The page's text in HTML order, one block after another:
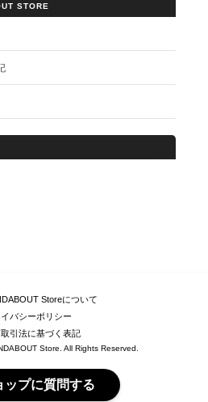
STORE
Storeについて
バシーポリシー
引法に基づく表記
Store. All Rights Reserved.
ップに質問する